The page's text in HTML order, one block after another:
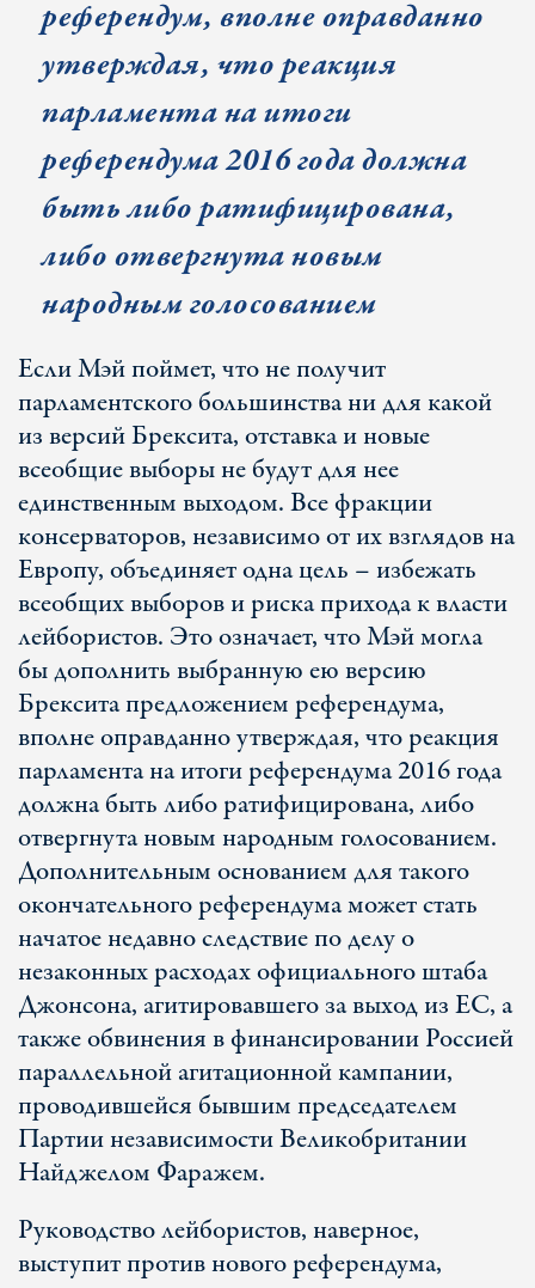
референдум, вполне оправданно
утверждая, что реакция
парламента на итоги
референдума 2016 года должна
быть либо ратифицирована,
либо отвергнута новым
народным голосованием
Если Мэй поймет, что не получит
парламентского большинства ни для какой
из версий Брексита, отставка и новые
всеобщие выборы не будут для нее
единственным выходом. Все фракции
консерваторов, независимо от их взглядов на
Европу, объединяет одна цель – избежать
всеобщих выборов и риска прихода к власти
лейбористов. Это означает, что Мэй могла
бы дополнить выбранную ею версию
Брексита предложением референдума,
вполне оправданно утверждая, что реакция
парламента на итоги референдума 2016 года
должна быть либо ратифицирована, либо
отвергнута новым народным голосованием.
Дополнительным основанием для такого
окончательного референдума может стать
начатое недавно следствие по делу о
незаконных расходах официального штаба
Джонсона, агитировавшего за выход из ЕС, а
также обвинения в финансировании Россией
параллельной агитационной кампании,
проводившейся бывшим председателем
Партии независимости Великобритании
Найджелом Фаражем.
Руководство лейбористов, наверное,
выступит против нового референдума,